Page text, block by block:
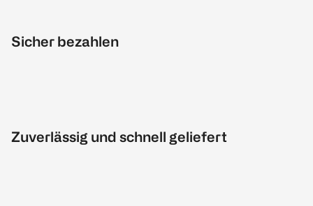
Sicher bezahlen
Zuverlässig und schnell geliefert